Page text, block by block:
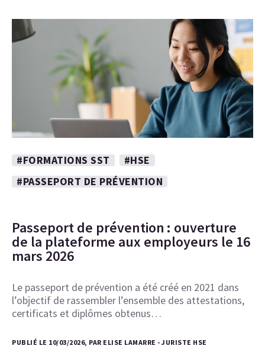
#FORMATIONS SST
#HSE
#PASSEPORT DE PRÉVENTION
Passeport de prévention : ouverture
de la plateforme aux employeurs le 16
mars 2026
Le passeport de prévention a été créé en 2021 dans
l’objectif de rassembler l’ensemble des attestations,
certificats et diplômes obtenus…
PUBLIÉ LE 10/03/2026, PAR ELISE LAMARRE - JURISTE HSE